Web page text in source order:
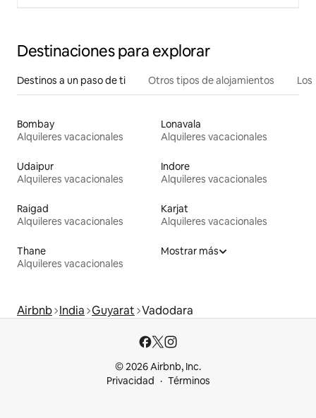
Destinaciones para explorar
Destinos a un paso de ti Otros tipos de alojamientos
Bombay
Alquileres vacacionales
Lonavala
Alquileres vacacionales
Udaipur
Alquileres vacacionales
Indore
Alquileres vacacionales
Raigad
Alquileres vacacionales
Karjat
Alquileres vacacionales
Thane
Alquileres vacacionales
Mostrar más
Airbnb India Guyarat Vadodara
© 2026 Airbnb, Inc.
Privacidad
Términos